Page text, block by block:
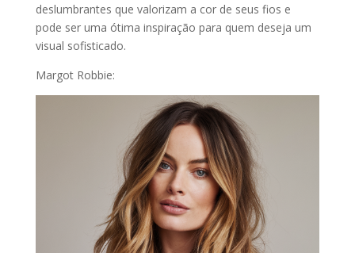
deslumbrantes que valorizam a cor de seus fios e
pode ser uma ótima inspiração para quem deseja um
visual sofisticado.
Margot Robbie: